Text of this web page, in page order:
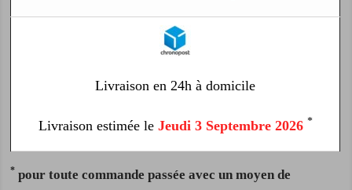
Livraison en 24h à domicile
Livraison estimée le Jeudi 3 Septembre 2026 *
* pour toute commande passée avec un moyen de